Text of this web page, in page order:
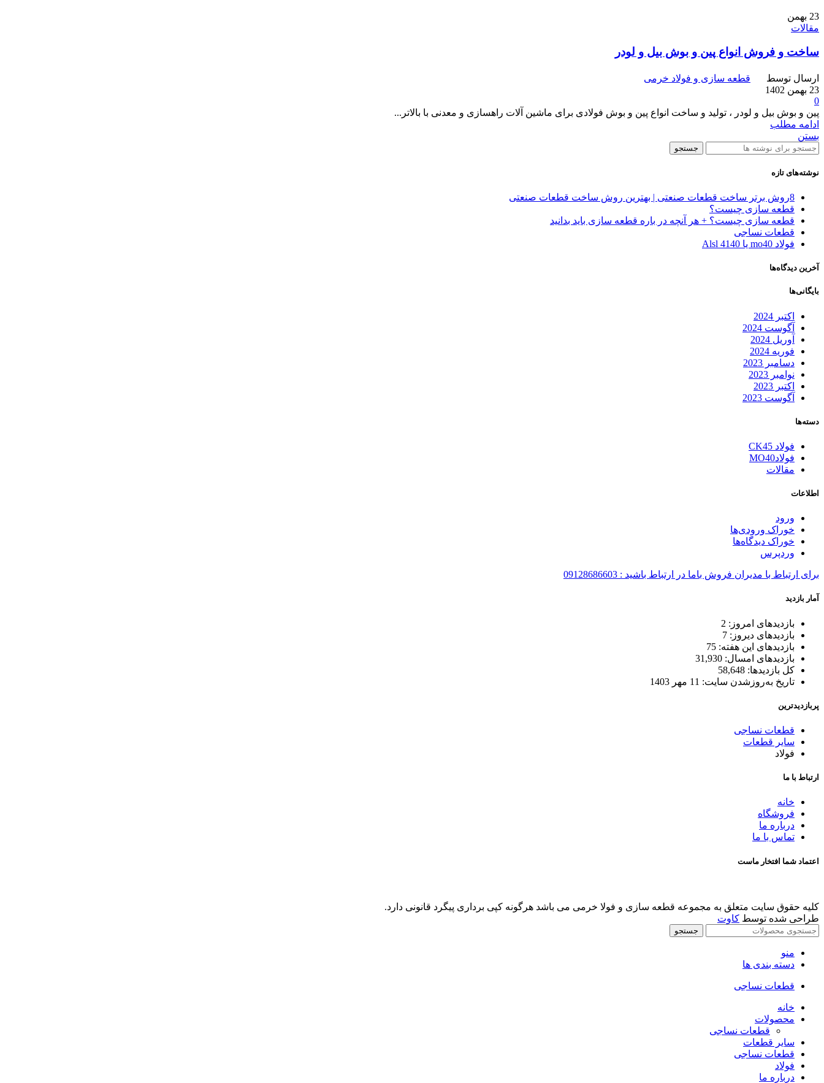
23 بهمن
مقالات
ساخت و فروش انواع پین و بوش بیل و لودر
ارسال توسط
قطعه سازی و فولاد خرمی
23 بهمن 1402
0
پین و بوش بیل و لودر ، تولید و ساخت انواع پین و بوش فولادی برای ماشین آلات راهسازی و معدنی با بالاتر...
ادامه مطلب
بستن
جستجو
نوشته‌های تازه
8روش‌ برتر ساخت قطعات صنعتی | بهترین روش ساخت قطعات صنعتی
قطعه سازی چیست؟
قطعه سازی چیست؟ + هر آنچه در باره قطعه سازی باید بدانید
قطعات نساجی
فولاد mo40 یا 4140 Alsl
آخرین دیدگاه‌ها
بایگانی‌ها
اکتبر 2024
آگوست 2024
آوریل 2024
فوریه 2024
دسامبر 2023
نوامبر 2023
اکتبر 2023
آگوست 2023
دسته‌ها
فولاد CK45
فولادMO40
مقالات
اطلاعات
ورود
خوراک ورودی‌ها
خوراک دیدگاه‌ها
وردپرس
برای ارتباط با مدیران فروش باما در ارتباط باشید : 09128686603
آمار بازدید
بازدیدهای امروز: 2
بازدیدهای دیروز: 7
بازدیدهای این هفته: 75
بازدیدهای امسال: 31,930
کل بازدیدها: 58,648
تاریخ به‌روزشدن سایت: 11 مهر 1403
پربازدیدترین
قطعات نساجی
سایر قطعات
فولاد
ارتباط با ما
خانه
فروشگاه
درباره ما
تماس با ما
اعتماد شما افتخار ماست
کلیه حقوق سایت متعلق به مجموعه قطعه سازی و فولا خرمی می باشد هرگونه کپی برداری پیگرد قانونی دارد.
طراحی شده توسط کاوت
جستجو
منو
دسته بندی ها
قطعات نساجی
خانه
محصولات
قطعات نساجی
سایر قطعات
قطعات نساجی
فولاد
درباره ما